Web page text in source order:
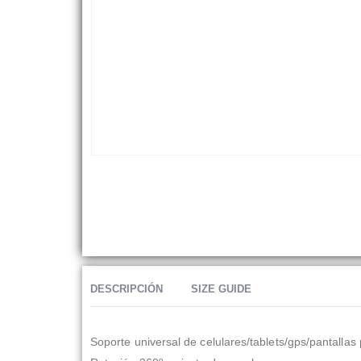
DESCRIPCIÓN SIZE GUIDE
Soporte universal de celulares/tablets/gps/pantallas